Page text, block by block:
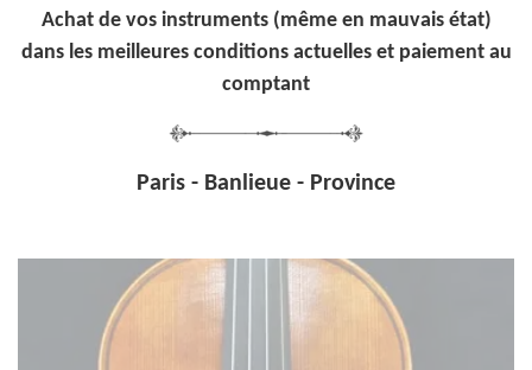
Achat de vos instruments (même en mauvais état)
dans les meilleures conditions actuelles et paiement au
comptant
Paris - Banlieue - Province